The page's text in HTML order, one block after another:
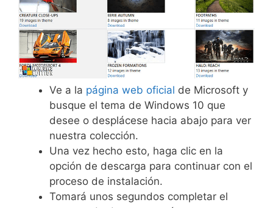
Ve a la página web oficial de Microsoft y
busque el tema de Windows 10 que
desee o desplácese hacia abajo para ver
nuestra colección.
Una vez hecho esto, haga clic en la
opción de descarga para continuar con el
proceso de instalación.
Tomará unos segundos completar el